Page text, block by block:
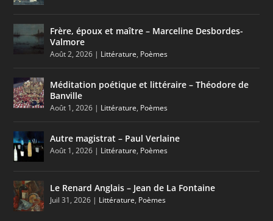
Frère, époux et maître – Marceline Desbordes-
Valmore
Août 2, 2026 | Littérature, Poèmes
Méditation poétique et littéraire – Théodore de
Banville
Août 1, 2026 | Littérature, Poèmes
Autre magistrat – Paul Verlaine
Août 1, 2026 | Littérature, Poèmes
Le Renard Anglais – Jean de La Fontaine
Juil 31, 2026 | Littérature, Poèmes